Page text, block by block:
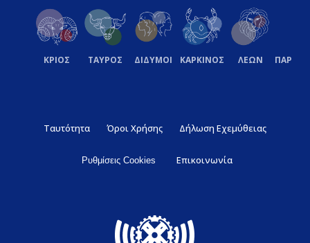
ΚΡΙΟΣ ΤΑΥΡΟΣ ΔΙΔΥΜΟΙ ΚΑΡΚΙΝΟΣ ΛΕΩΝ
Ταυτότητα Όροι Χρήσης Δήλωση Εχεμύθειας
Ρυθμίσεις Cookies Επικοινωνία